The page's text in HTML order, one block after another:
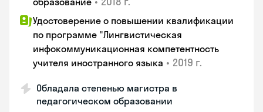
Удостоверение о повышении квалификации
по программе "Лингвистическая
инфокоммуникационная компетентность
учителя иностранного языка • 2019 г.
Обладала степенью магистра в
педагогическом образовании